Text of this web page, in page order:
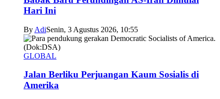
Hari Ini
By AdiSenin, 3 Agustus 2026, 10:55
GLOBAL
Jalan Berliku Perjuangan Kaum Sosialis di
Amerika